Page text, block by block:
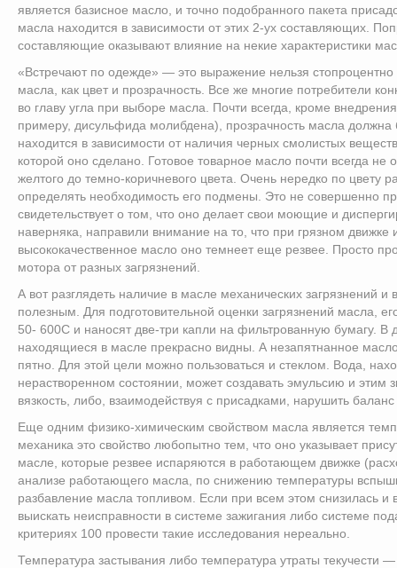
является базисное масло, и точно подобранного пакета
масла находится в зависимости от этих 2-ух составляющих.
составляющие оказывают влияние на некие характеристики
«Встречают по одежде» — это выражение нельзя стопроцентно
масла, как цвет и прозрачность. Все же многие потребители
во главу угла при выборе масла. Почти всегда, кроме
примеру, дисульфида молибдена), прозрачность масла
находится в зависимости от наличия черных смолистых
которой оно сделано. Готовое товарное масло почти всегда не
желтого до темно-коричневого цвета. Очень нередко по цвету
определять необходимость его подмены. Это не совершенно
свидетельствует о том, что оно делает свои моющие и
наверняка, направили внимание на то, что при грязном движке
высококачественное масло оно темнеет еще резвее. Просто
мотора от разных загрязнений.
А вот разглядеть наличие в масле механических загрязнений
полезным. Для подготовительной оценки загрязнений масла,
50- 600С и наносят две-три капли на фильтрованную бумагу. В
находящиеся в масле прекрасно видны. А незапятнанное
пятно. Для этой цели можно пользоваться и стеклом. Вода,
нерастворенном состоянии, может создавать эмульсию и этим
вязкость, либо, взаимодействуя с присадками, нарушить
Еще одним физико-химическим свойством масла является
механика это свойство любопытно тем, что оно указывает
масле, которые резвее испаряются в работающем движке
анализе работающего масла, по снижению температуры
разбавление масла топливом. Если при всем этом снизилась и
выискать неисправности в системе зажигания либо системе
критериях 100 провести такие исследования нереально.
Температура застывания либо температура утраты текучести